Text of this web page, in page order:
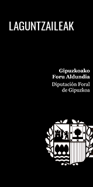
LAGUNTZAILEAK